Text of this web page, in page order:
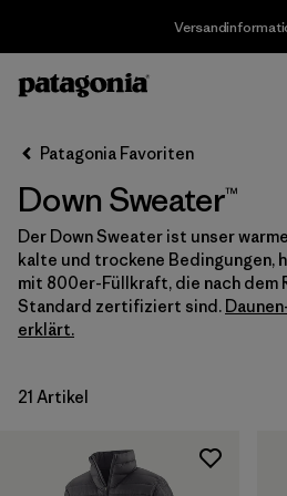
Filter by
Größe
0-3m (1)
3-6m (5)
12-18m
(1)
Patagonia Favoriten
Down Sweater™
Der Down Sweater ist unser
kalte und trockene Bedingungen,
mit 800er-Füllkraft, die nach dem
Standard zertifiziert sind.
erklärt.
21 Artikel